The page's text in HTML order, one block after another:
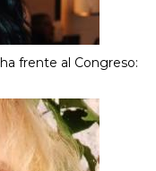
frente al Congreso: